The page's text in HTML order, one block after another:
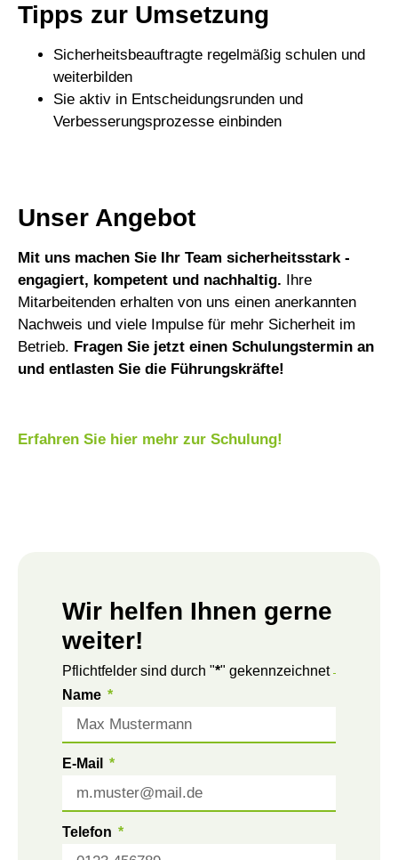
Tipps zur Umsetzung
Sicherheitsbeauftragte regelmäßig schulen und
weiterbilden
Sie aktiv in Entscheidungsrunden und
Verbesserungsprozesse einbinden
Unser Angebot
Mit uns machen Sie Ihr Team sicherheitsstark -
engagiert, kompetent und nachhaltig. Ihre
Mitarbeitenden erhalten von uns einen anerkannten
Nachweis und viele Impulse für mehr Sicherheit im
Betrieb. Fragen Sie jetzt einen Schulungstermin an
und entlasten Sie die Führungskräfte!
Erfahren Sie hier mehr zur Schulung!
Wir helfen Ihnen gerne
weiter!
Pflichtfelder sind durch "*" gekennzeichnet
Name
E-Mail
Telefon